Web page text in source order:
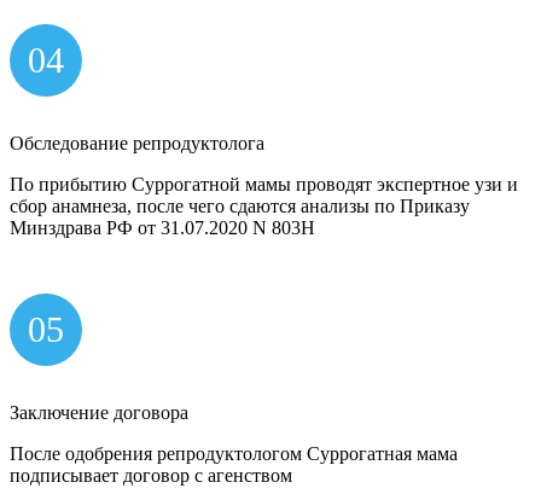
04
Обследование репродуктолога
По прибытию Суррогатной мамы проводят экспертное узи и
сбор анамнеза, после чего сдаются анализы по Приказу
Минздрава РФ от 31.07.2020 N 803Н
05
Заключение договора
После одобрения репродуктологом Суррогатная мама
подписывает договор с агенством